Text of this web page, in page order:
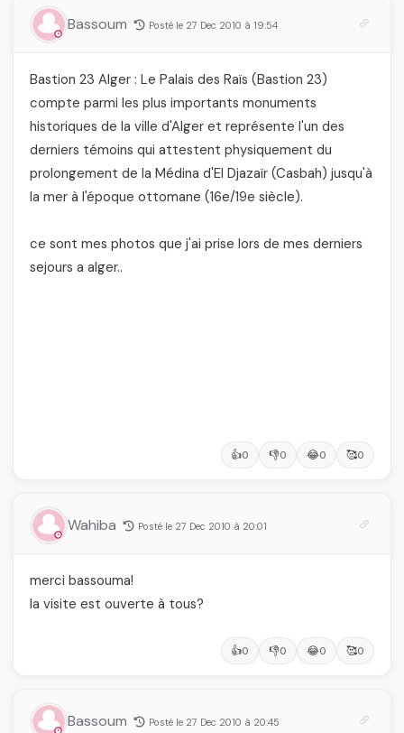
Bassoum Posté le 27 Dec 2010 à 19:54
Bastion 23 Alger : Le Palais des Raïs (Bastion 23)
compte parmi les plus importants monuments
historiques de la ville d'Alger et représente l'un des
derniers témoins qui attestent physiquement du
prolongement de la Médina d'El Djazaïr (Casbah) jusqu'à
la mer à l'époque ottomane (16e/19e siècle).
ce sont mes photos que j'ai prise lors de mes derniers
sejours a alger..
👍0 👎0 😂0 🥰0
Wahiba Posté le 27 Dec 2010 à 20:01
merci bassouma!
la visite est ouverte à tous?
👍0 👎0 😂0 🥰0
Bassoum Posté le 27 Dec 2010 à 20:45